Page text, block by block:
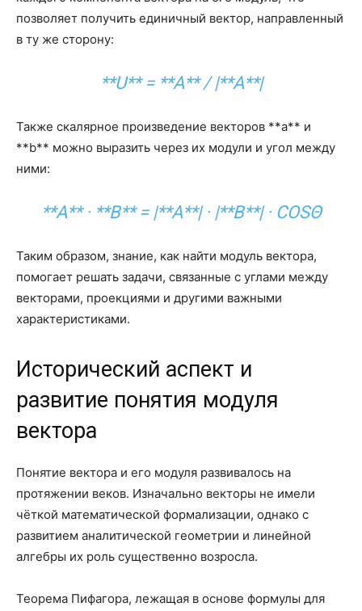
позволяет получить единичный вектор, направленный
в ту же сторону:
**U** = **A** / |**A**|
Также скалярное произведение векторов **a** и
**b** можно выразить через их модули и угол между
ними:
**A** · **B** = |**A**| · |**B**| · COSΘ
Таким образом, знание, как найти модуль вектора,
помогает решать задачи, связанные с углами между
векторами, проекциями и другими важными
характеристиками.
Исторический аспект и
развитие понятия модуля
вектора
Понятие вектора и его модуля развивалось на
протяжении веков. Изначально векторы не имели
чёткой математической формализации, однако с
развитием аналитической геометрии и линейной
алгебры их роль существенно возросла.
Теорема Пифагора, лежащая в основе формулы для